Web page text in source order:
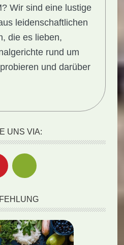
Wir sind eine lustige
leidenschaftlichen
die es lieben,
rund um
und darüber
UNS VIA: